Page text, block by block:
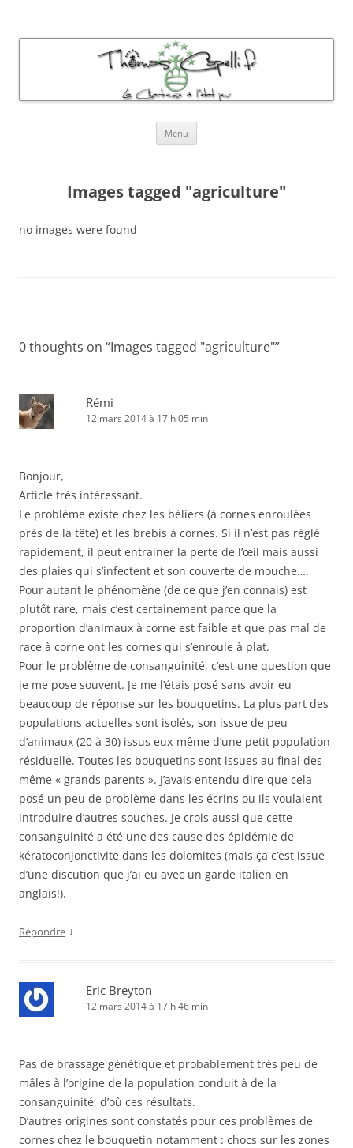
Menu
Images tagged "agriculture"
no images were found
0 thoughts on “Images tagged "agriculture"”
Rémi
12 mars 2014 à 17 h 05 min
Bonjour,
Article très intéressant.
Le problème existe chez les béliers (à cornes enroulées
près de la tête) et les brebis à cornes. Si il n’est pas réglé
rapidement, il peut entrainer la perte de l’œil mais aussi
des plaies qui s’infectent et son couverte de mouche….
Pour autant le phénomène (de ce que j’en connais) est
plutôt rare, mais c’est certainement parce que la
proportion d’animaux à corne est faible et que pas mal de
race à corne ont les cornes qui s’enroule à plat.
Pour le problème de consanguinité, c’est une question que
je me pose souvent. Je me l’étais posé sans avoir eu
beaucoup de réponse sur les bouquetins. La plus part des
populations actuelles sont isolés, son issue de peu
d’animaux (20 à 30) issus eux-même d’une petit population
résiduelle. Toutes les bouquetins sont issues au final des
même « grands parents ». J’avais entendu dire que cela
posé un peu de problème dans les écrins ou ils voulaient
introduire d’autres souches. Je crois aussi que cette
consanguinité a été une des cause des épidémie de
kératoconjonctivite dans les dolomites (mais ça c’est issue
d’une discution que j’ai eu avec un garde italien en
anglais!).
Répondre ↓
Eric Breyton
12 mars 2014 à 17 h 46 min
Pas de brassage génétique et probablement très peu de
mâles à l’origine de la population conduit à de la
consanguinité, d’où ces résultats.
D’autres origines sont constatés pour ces problèmes de
cornes chez le bouquetin notamment : chocs sur les zones